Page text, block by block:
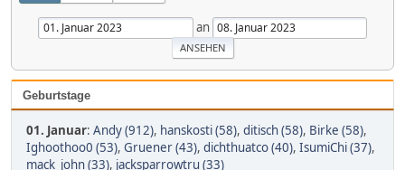
an
Geburtstage
01. Januar: Andy (912), hanskosti (58), ditisch (58), Birke (58),
Ighoothoo0 (53), Gruener (43), dichthuatco (40), IsumiChi (37),
mack_john (33), jacksparrowtru (33)